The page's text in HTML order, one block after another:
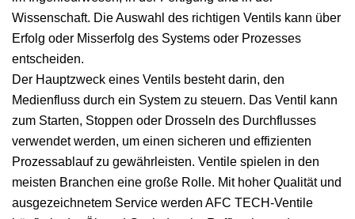
Wissenschaft. Die Auswahl des richtigen Ventils kann über
Erfolg oder Misserfolg des Systems oder Prozesses
entscheiden.
Der Hauptzweck eines Ventils besteht darin, den
Medienfluss durch ein System zu steuern. Das Ventil kann
zum Starten, Stoppen oder Drosseln des Durchflusses
verwendet werden, um einen sicheren und effizienten
Prozessablauf zu gewährleisten. Ventile spielen in den
meisten Branchen eine große Rolle. Mit hoher Qualität und
ausgezeichnetem Service werden AFC TECH-Ventile